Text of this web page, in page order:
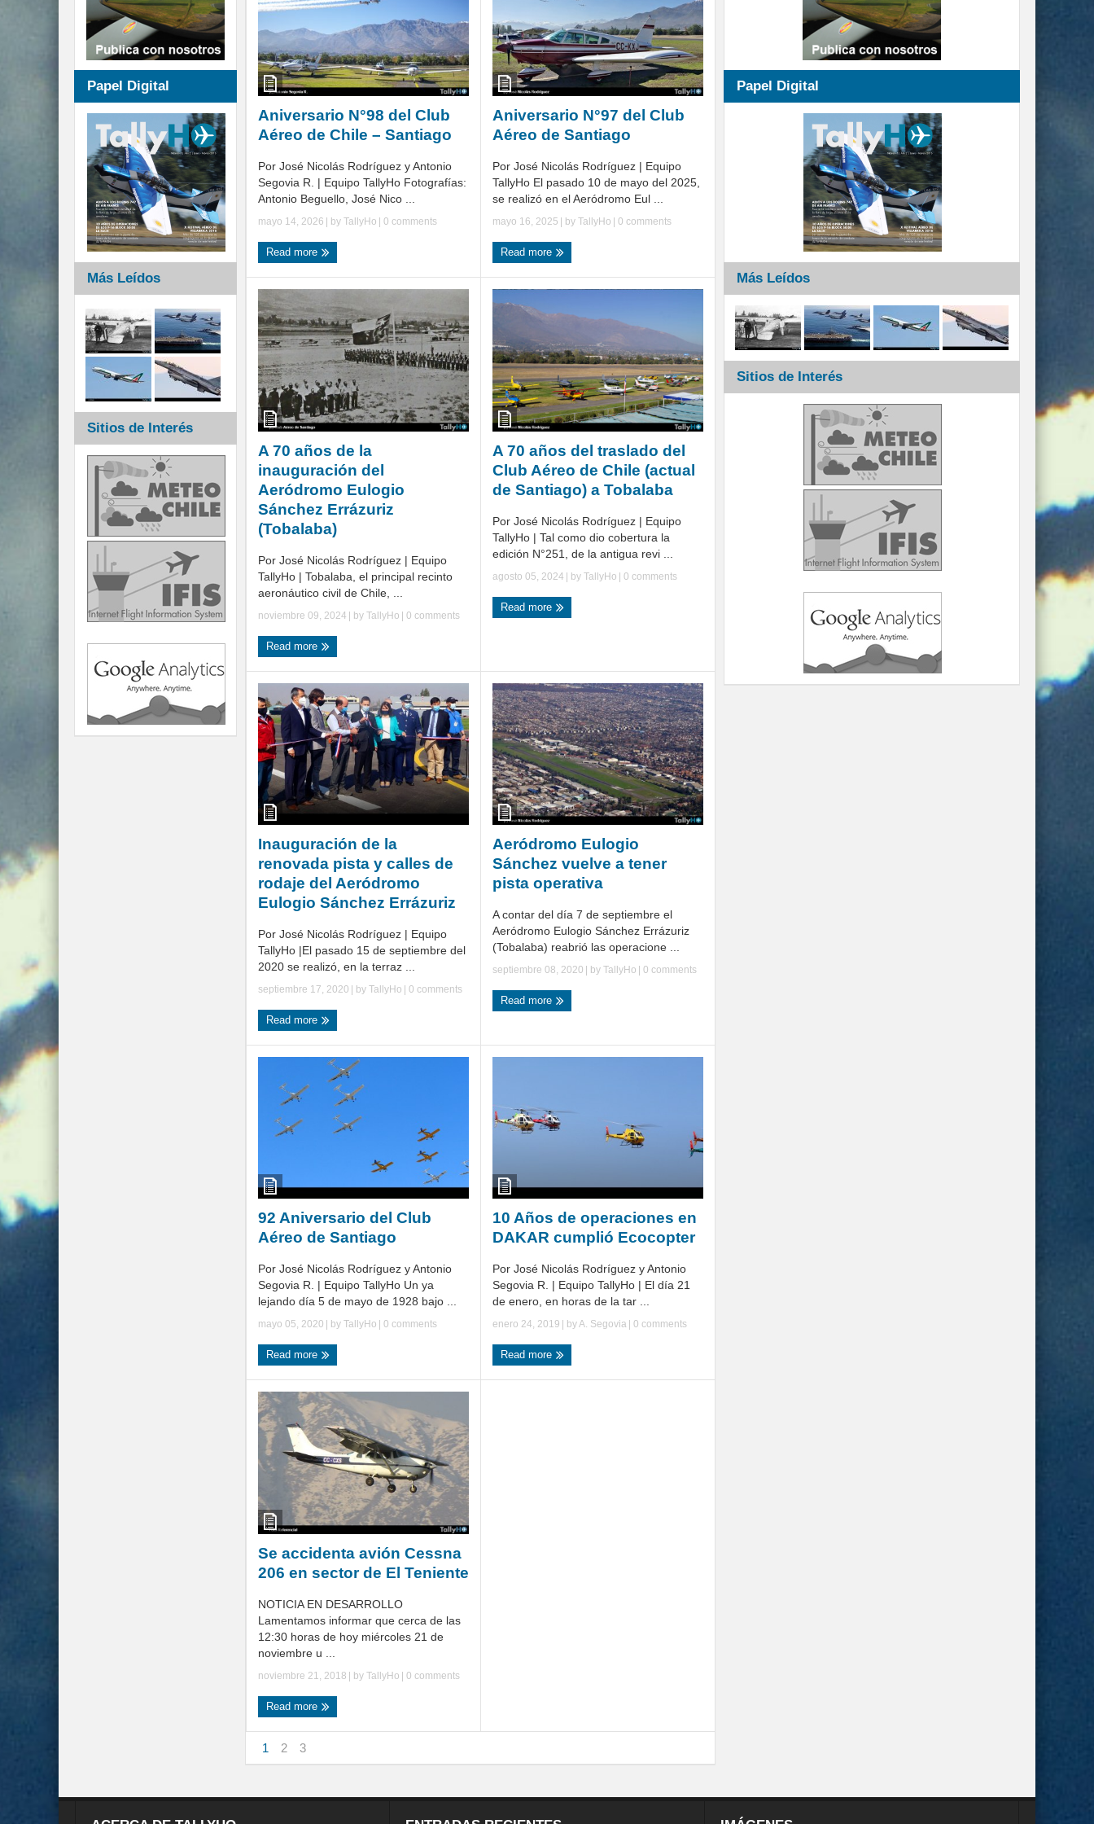
Aniversario N°98 del Club
Aéreo de Chile – Santiago
Por José Nicolás Rodríguez y Antonio
Segovia R. | Equipo TallyHo Fotografías:
Antonio Beguello, José Nico ...
mayo 14, 2026 | by TallyHo 0 comments
Read more
Aniversario N°97 del Club
Aéreo de Santiago
Por José Nicolás Rodríguez | Equipo
TallyHo El pasado 10 de mayo del 2025,
se realizó en el Aeródromo Eul ...
mayo 16, 2025 | by TallyHo 0 comments
Read more
A 70 años de la
inauguración del
Aeródromo Eulogio
Sánchez Errázuriz
(Tobalaba)
Por José Nicolás Rodríguez | Equipo
TallyHo | Tobalaba, el principal recinto
aeronáutico civil de Chile, ...
noviembre 09, 2024 | by TallyHo | 0 comments
Read more
A 70 años del traslado del
Club Aéreo de Chile (actual
de Santiago) a Tobalaba
Por José Nicolás Rodríguez | Equipo
TallyHo | Tal como dio cobertura la
edición N°251, de la antigua revi ...
agosto 05, 2024 | by TallyHo | 0 comments
Read more
Inauguración de la
renovada pista y calles de
rodaje del Aeródromo
Eulogio Sánchez Errázuriz
Por José Nicolás Rodríguez | Equipo
TallyHo |El pasado 15 de septiembre del
2020 se realizó, en la terraz ...
septiembre 17, 2020 | by TallyHo 0 comments
Read more
Aeródromo Eulogio
Sánchez vuelve a tener
pista operativa
A contar del día 7 de septiembre el
Aeródromo Eulogio Sánchez Errázuriz
(Tobalaba) reabrió las operacione ...
septiembre 08, 2020 | by TallyHo 0 comments
Read more
92 Aniversario del Club
Aéreo de Santiago
Por José Nicolás Rodríguez y Antonio
Segovia R. | Equipo TallyHo Un ya
lejando día 5 de mayo de 1928 bajo ...
mayo 05, 2020 | by TallyHo 0 comments
Read more
10 Años de operaciones en
DAKAR cumplió Ecocopter
Por José Nicolás Rodríguez y Antonio
Segovia R. | Equipo TallyHo | El día 21
de enero, en horas de la tar ...
enero 24, 2019 | byA. Segovia 0 comments
Read more
Se accidenta avión Cessna
206 en sector de El Teniente
NOTICIA EN DESARROLLO
Lamentamos informar que cerca de las
12:30 horas de hoy miércoles 21 de
noviembre u ...
noviembre 21, 2018 | by TallyHo | 0 comments
Read more
1 2 3
Papel Digital
Más Leídos
Sitios de Interés
Papel Digital
Más Leídos
Sitios de Interés